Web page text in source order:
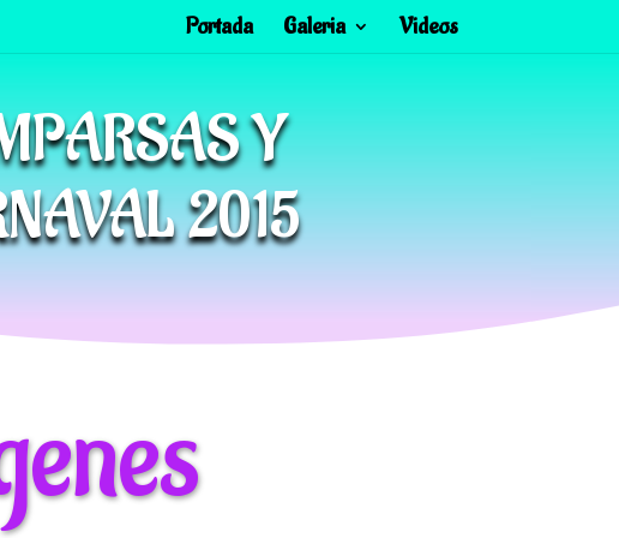
Portada Galeria Videos
Y
2015